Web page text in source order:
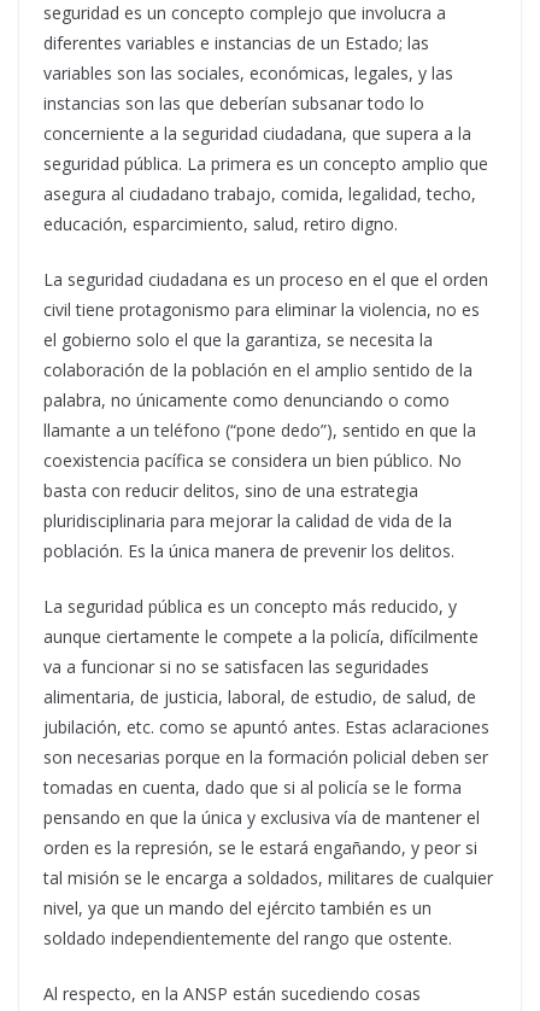
seguridad es un concepto complejo que involucra a
diferentes variables e instancias de un Estado; las
variables son las sociales, económicas, legales, y las
instancias son las que deberían subsanar todo lo
concerniente a la seguridad ciudadana, que supera a la
seguridad pública. La primera es un concepto amplio que
asegura al ciudadano trabajo, comida, legalidad, techo,
educación, esparcimiento, salud, retiro digno.
La seguridad ciudadana es un proceso en el que el orden
civil tiene protagonismo para eliminar la violencia, no es
el gobierno solo el que la garantiza, se necesita la
colaboración de la población en el amplio sentido de la
palabra, no únicamente como denunciando o como
llamante a un teléfono (“pone dedo”), sentido en que la
coexistencia pacífica se considera un bien público. No
basta con reducir delitos, sino de una estrategia
pluridisciplinaria para mejorar la calidad de vida de la
población. Es la única manera de prevenir los delitos.
La seguridad pública es un concepto más reducido, y
aunque ciertamente le compete a la policía, difícilmente
va a funcionar si no se satisfacen las seguridades
alimentaria, de justicia, laboral, de estudio, de salud, de
jubilación, etc. como se apuntó antes. Estas aclaraciones
son necesarias porque en la formación policial deben ser
tomadas en cuenta, dado que si al policía se le forma
pensando en que la única y exclusiva vía de mantener el
orden es la represión, se le estará engañando, y peor si
tal misión se le encarga a soldados, militares de cualquier
nivel, ya que un mando del ejército también es un
soldado independientemente del rango que ostente.
Al respecto, en la ANSP están sucediendo cosas